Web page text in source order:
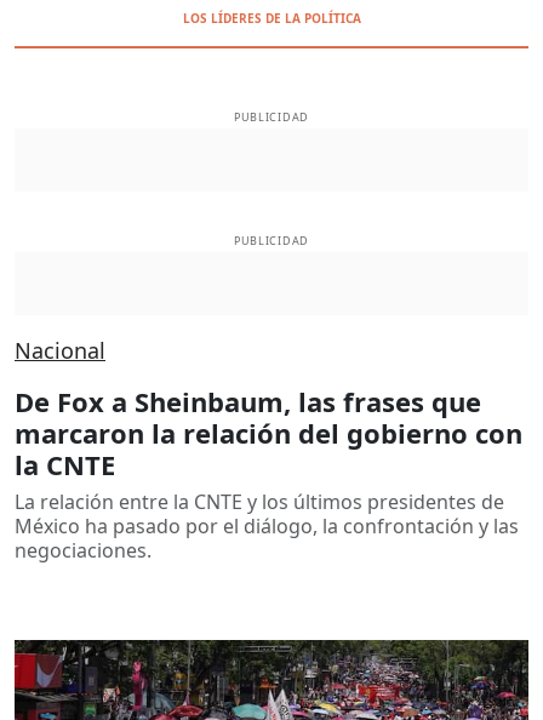
LOS LÍDERES DE LA POLÍTICA
PUBLICIDAD
PUBLICIDAD
Nacional
De Fox a Sheinbaum, las frases que
marcaron la relación del gobierno con
la CNTE
La relación entre la CNTE y los últimos presidentes de
México ha pasado por el diálogo, la confrontación y las
negociaciones.